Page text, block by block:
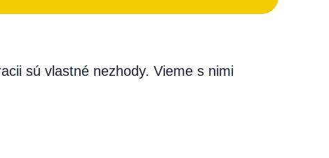
sú vlastné nezhody. Vieme s nimi